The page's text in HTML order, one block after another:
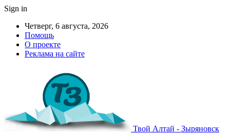
Sign in
Четверг, 6 августа, 2026
Помощь
О проекте
Реклама на сайте
Твой Алтай - Зыряновск